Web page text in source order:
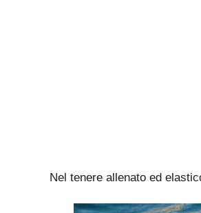
Nel tenere allenato ed